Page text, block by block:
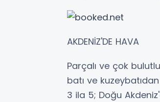
AKDENİZ'DE HAVA
Parçalı ve çok
batı ve
3 ila 5; Doğu